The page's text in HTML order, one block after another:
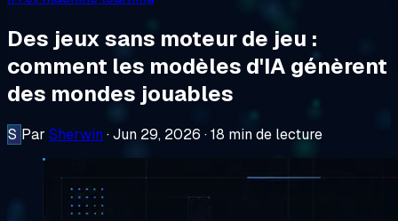
Des jeux sans moteur de jeu :
comment les modèles d'IA génèrent
des mondes jouables
S Par Sherwin ·Jun 29, 2026 ·18 min de lecture